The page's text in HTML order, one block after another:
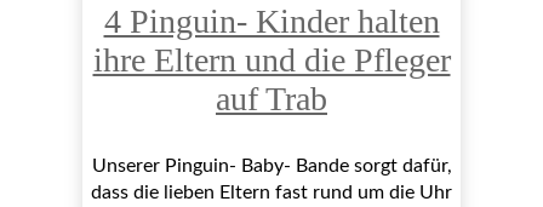
4 Pinguin- Kinder halten
ihre Eltern und die Pfleger
auf Trab
Unserer Pinguin- Baby- Bande sorgt dafür,
dass die lieben Eltern fast rund um die Uhr